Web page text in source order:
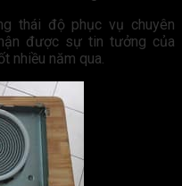
thái độ phục vụ chuyên
được sự tin tưởng của
nhiều năm qua.